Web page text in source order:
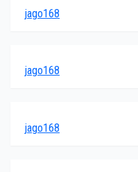
jago168
jago168
jago168